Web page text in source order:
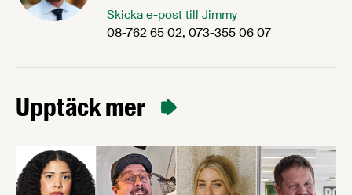
Skicka e-post till Jimmy
08-762 65 02, 073-355 06 07
Upptäck mer